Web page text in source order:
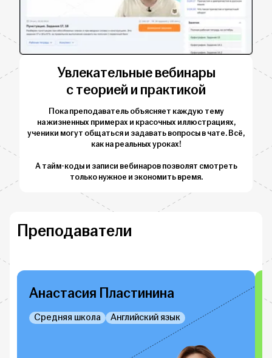
Увлекательные вебинары
с теорией и практикой
Пока преподаватель объясняет каждую тему
на жизненных примерах и красочных иллюстрациях,
ученики могут общаться и задавать вопросы в чате. Всё,
как на реальных уроках!
А тайм-коды и записи вебинаров позволят смотреть
только нужное и экономить время.
Преподаватели
Анастасия Пластинина
Средняя школа Английский язык